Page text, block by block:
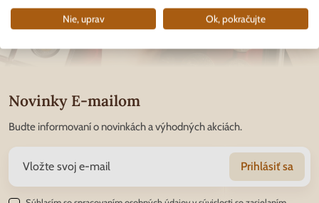
Novinky E-mailom
Budte informovaní o novinkách a výhodných akciách.
Prihlásiť sa
Nie, uprav Ok, pokračujte